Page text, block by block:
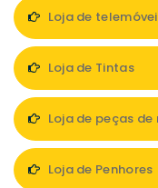
Loja de
Loja de Tintas
Loja de peças
Loja de Penhores